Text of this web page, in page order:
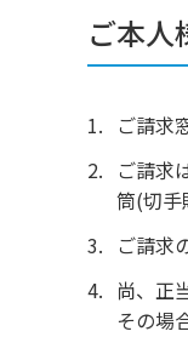
ご本人
ご請求
ご請求
筒(切手
ご請求
尚、正
その場